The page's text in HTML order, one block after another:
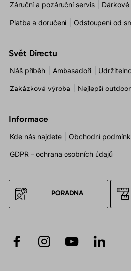
Záruční a pozáruční servis
Platba a doručení Odstoupení od
Svět Directu
Náš příběh Ambasadoři
Zakázková výroba Nejlepší
Informace
Kde nás najdete Obchodní
GDPR – ochrana osobních údajů
PORADNA